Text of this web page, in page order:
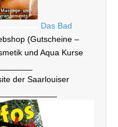
Das Bad
(Gutscheine –
und Aqua Kurse
der Saarlouiser